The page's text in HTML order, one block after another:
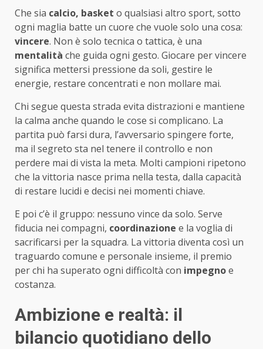
Che sia calcio, basket o qualsiasi altro sport, sotto
ogni maglia batte un cuore che vuole solo una cosa:
vincere. Non è solo tecnica o tattica, è una
mentalità che guida ogni gesto. Giocare per vincere
significa mettersi pressione da soli, gestire le
energie, restare concentrati e non mollare mai.
Chi segue questa strada evita distrazioni e mantiene
la calma anche quando le cose si complicano. La
partita può farsi dura, l’avversario spingere forte,
ma il segreto sta nel tenere il controllo e non
perdere mai di vista la meta. Molti campioni ripetono
che la vittoria nasce prima nella testa, dalla capacità
di restare lucidi e decisi nei momenti chiave.
E poi c’è il gruppo: nessuno vince da solo. Serve
fiducia nei compagni, coordinazione e la voglia di
sacrificarsi per la squadra. La vittoria diventa così un
traguardo comune e personale insieme, il premio
per chi ha superato ogni difficoltà con impegnoe
costanza.
Ambizione e realtà: il
bilancio quotidiano dello